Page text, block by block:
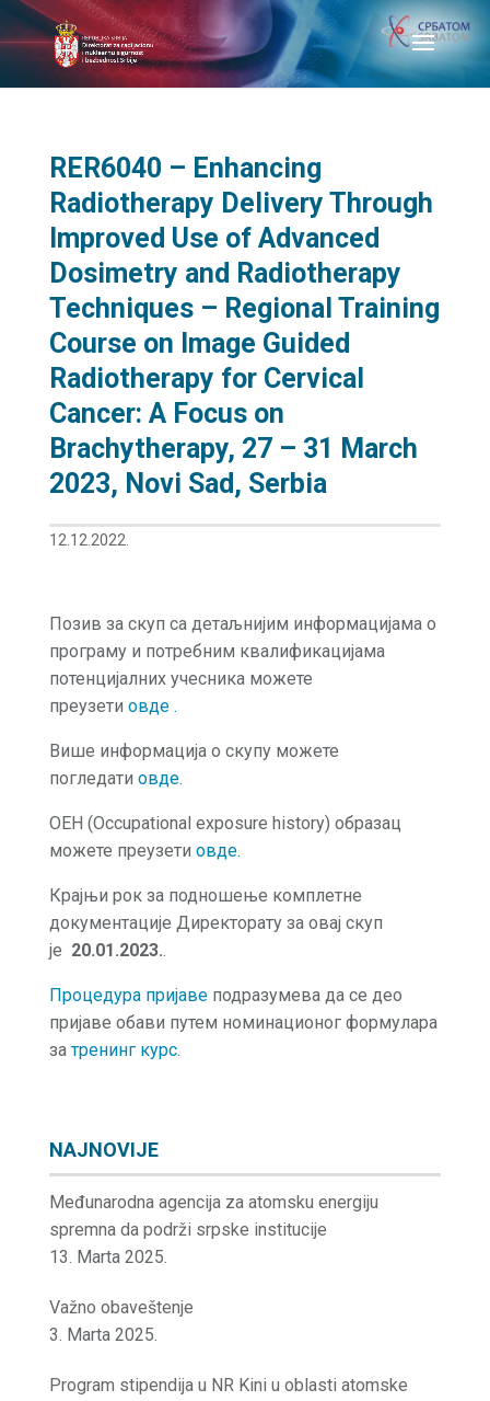
RER6040 – Enhancing
Radiotherapy Delivery Through
Improved Use of Advanced
Dosimetry and Radiotherapy
Techniques – Regional Training
Course on Image Guided
Radiotherapy for Cervical
Cancer: A Focus on
Brachytherapy, 27 – 31 March
2023, Novi Sad, Serbia
12.12.2022.
Позив за скуп са детаљнијим информацијама о
програму и потребним квалификацијама
потенцијалних учесника можете
преузети овде .
Више информација о скупу можете
погледати овде.
OEH (Occupational exposure history) образац
можете преузети овде.
Крајњи рок за подношење комплетне
документације Директорату за овај скуп
је 20.01.2023..
Процедура пријавеподразумева да се део
пријаве обави путем номинационог формулара
затренинг курс.
NAJNOVIJE
Međunarodna agencija za atomsku energiju
spremna da podrži srpske institucije
13. Marta 2025.
Važno obaveštenje
3. Marta 2025.
Program stipendija u NR Kini u oblasti atomske